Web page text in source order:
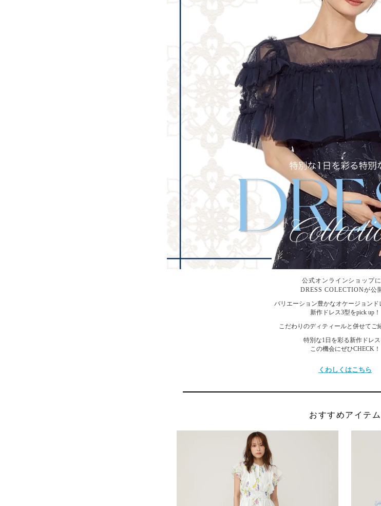
公式オンラインショップ
DRESS COLECTIONが公
バリエーション豊かなオケージョンド
新作ドレス3型をpick up！
こだわりのディティールと併せてご
特別な1日を彩る新作ドレ
この機会にぜひCHECK！
くわしくはこちら
おすすめアイテム